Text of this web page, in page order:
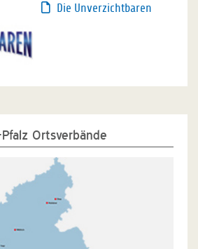
Die Unverzichtbaren
Ortsverbände